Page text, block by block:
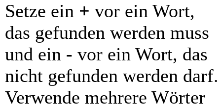
Setze ein + vor ein Wort,
das gefunden werden muss
und ein - vor ein Wort, das
nicht gefunden werden darf.
Verwende mehrere Wörter